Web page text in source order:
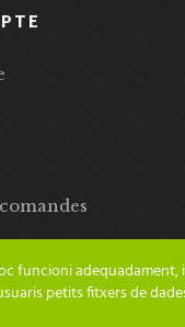
funcioni adequadament,
petits fitxers de